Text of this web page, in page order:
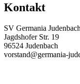
Kontakt
SV Germania
Jagdshofer Str. 19
96524 Judenbach
vorstand@germania-